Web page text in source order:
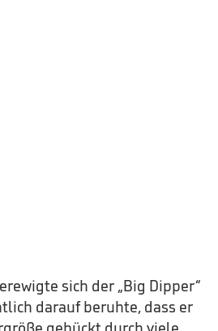
sich der „Big Dipper“
darauf beruhte, dass er